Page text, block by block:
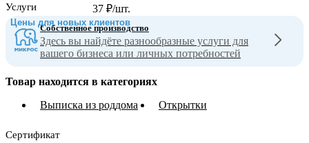
37 ₽/шт.
Цены для новых клиентов
Услуги
Собственное производство
Здесь вы найдёте разнообразные услуги для
вашего бизнеса или личных потребностей
Товар находится в категориях
Выписка из роддома
Открытки
Сертификат